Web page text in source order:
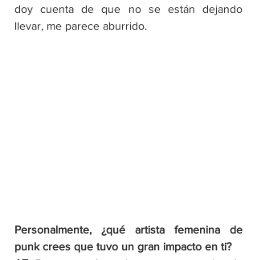
doy cuenta de que no se están dejando
llevar, me parece aburrido.
Personalmente, ¿qué artista femenina de
punk crees que tuvo un gran impacto en ti?